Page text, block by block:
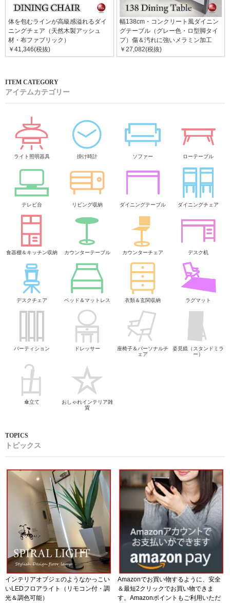
体を包むラインが高級感溢れるダイ
ニングチェア（天然木製アッシュ
材・布ファブリック）
￥41,346(税抜)
幅138cm・コンクリート風ダイニン
グテーブル（グレー色・ロ型脚タイ
プ）傷＆汚れに強いメラミン加工
￥27,082(税抜)
アイテムカテゴリー
ライト照明器具 掛け時計 ソファー ローテーブル
テレビ台 リビング収納 ダイニングテーブル ダイニングチェア
食器棚＆キッチン収納 カウンターテーブル カウンターチェア デスク机
デスクチェア ベッド＆マットレス 衣類＆玄関収納 ラグマット
パーティション ドレッサー
座椅子＆パーソナルチ
ェア
姿見鏡（スタンドミラ
ー）
傘立て
おしゃれインテリア雑
貨
トピックス
インテリアオブジェのようなかっこい
いLEDフロアライト（リモコン付・調
光＆調色可能）
Amazonでお買い物するように、安全
＆最短2クリックでお買い物できま
す。Amazonポイントもご利用いただ